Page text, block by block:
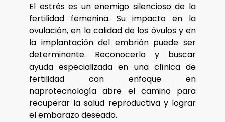
El estrés es un enemigo silencioso de la
fertilidad femenina. Su impacto en la
ovulación, en la calidad de los óvulos y en
la implantación del embrión puede ser
determinante. Reconocerlo y buscar
ayuda especializada en una clínica de
fertilidad con enfoque en
naprotecnología abre el camino para
recuperar la salud reproductiva y lograr
el embarazo deseado.